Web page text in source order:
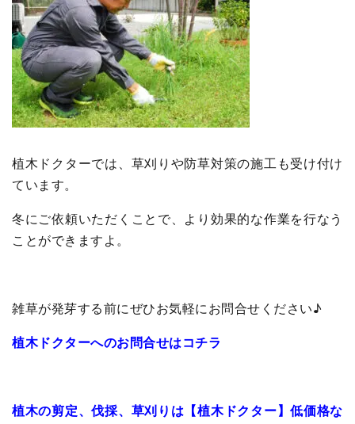
植木ドクターでは、草刈りや防草対策の施工も受け付け
ています。
冬にご依頼いただくことで、より効果的な作業を行なう
ことができますよ。
雑草が発芽する前にぜひお気軽にお問合せください♪
植木ドクターへのお問合せはコチラ
植木の剪定、伐採、草刈りは【植木ドクター】低価格な